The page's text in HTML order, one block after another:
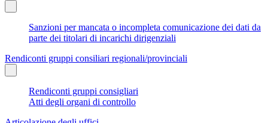
Sanzioni per mancata o incompleta comunicazione dei dati da
parte dei titolari di incarichi dirigenziali
Rendiconti gruppi consiliari regionali/provinciali
Rendiconti gruppi consigliari
Atti degli organi di controllo